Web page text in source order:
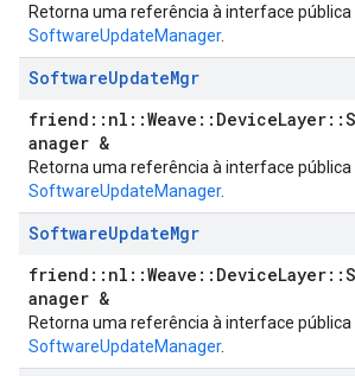
Retorna uma referência à interface
SoftwareUpdateManager.
SoftwareUpdateMgr
anager &
Retorna uma referência à interface
SoftwareUpdateManager.
SoftwareUpdateMgr
anager &
Retorna uma referência à interface
SoftwareUpdateManager.